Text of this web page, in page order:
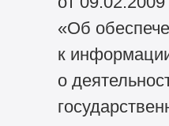
«Об
к
о